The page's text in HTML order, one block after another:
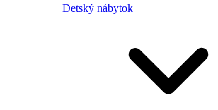
Detský nábytok